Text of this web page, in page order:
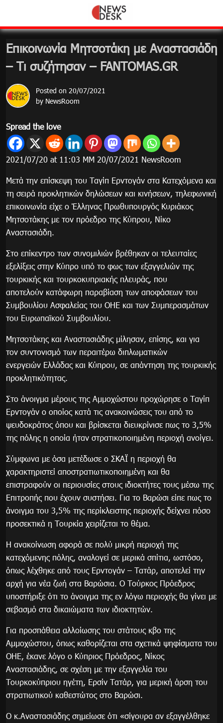
content
Επικοινωνία Μητσοτάκη με Αναστασιάδη
– Τι συζήτησαν – FANTOMAS.GR
Posted on 20/07/2021
by NewsRoom
Spread the love
2021/07/20 at 11:03 ΜΜ 20/07/2021 NewsRoom
Μετά την επίσκεψη του Ταγίπ Ερντογάν στα Κατεχόμενα και
τη σειρά προκλητικών δηλώσεων και κινήσεων, τηλεφωνική
επικοινωνία είχε ο Έλληνας Πρωθυπουργός Κυριάκος
Μητσοτάκης με τον πρόεδρο της Κύπρου, Νίκο
Αναστασιάδη.
Στο επίκεντρο των συνομιλιών βρέθηκαν οι τελευταίες
εξελίξεις στην Κύπρο υπό το φως των εξαγγελιών της
τουρκικής και τουρκοκυπριακής πλευράς, που
αποτελούν κατάφωρη παραβίαση των αποφάσεων του
Συμβουλίου Ασφαλείας του ΟΗΕ και των Συμπερασμάτων
του Ευρωπαϊκού Συμβουλίου.
Μητσοτάκης και Αναστασιάδης μίλησαν, επίσης, και για
τον συντονισμό των περαιτέρω διπλωματικών
ενεργειών Ελλάδας και Κύπρου, σε απάντηση της τουρκικής
προκλητικότητας.
Στο άνοιγμα μέρους της Αμμοχώστου προχώρησε ο Ταγίπ
Ερντογάν ο οποίος κατά τις ανακοινώσεις του από το
ψευδοκράτος όπου και βρίσκεται διευκρίνισε πως το 3,5%
της πόλης η οποία ήταν στρατικοποιημένη περιοχή ανοίγει.
Σύμφωνα με όσα μετέδωσε ο ΣΚΑΪ η περιοχή θα
χαρακτηριστεί αποστρατιωτικοποιημένη και θα
επιστραφούν οι περιουσίες στους ιδιοκτήτες τους μέσω της
Επιτροπής που έχουν συστήσει. Για το Βαρώσι είπε πως το
άνοιγμα του 3,5% της περίκλειστης περιοχής δείχνει πόσο
προσεκτικά η Τουρκία χειρίζεται το θέμα.
Η ανακοίνωση αφορά σε πολύ μικρή περιοχή της
κατεχόμενης πόλης, αναλογεί σε μερικά σπίτια, ωστόσο,
όπως λέχθηκε από τους Ερντογάν – Τατάρ, αποτελεί την
αρχή για νέα ζωή στα Βαρώσια. Ο Τούρκος Πρόεδρος
υποστήριξε ότι το άνοιγμα της εν λόγω περιοχής θα γίνει με
σεβασμό στα δικαιώματα των ιδιοκτητών.
Για προσπάθεια αλλοίωσης του στάτους κβο της
Αμμοχώστου, όπως καθορίζεται στα σχετικά ψηφίσματα του
ΟΗΕ, έκανε λόγο ο Κύπριος Πρόεδρος, Νίκος
Αναστασιάδης, σε σχέση με την εξαγγελία του
Τουρκοκύπριου ηγέτη, Ερσίν Τατάρ, για μερική άρση του
στρατιωτικού καθεστώτος στο Βαρώσι.
Ο κ.Αναστασιάδης σημείωσε ότι «σίγουρα αν εξαγγέλθηκε